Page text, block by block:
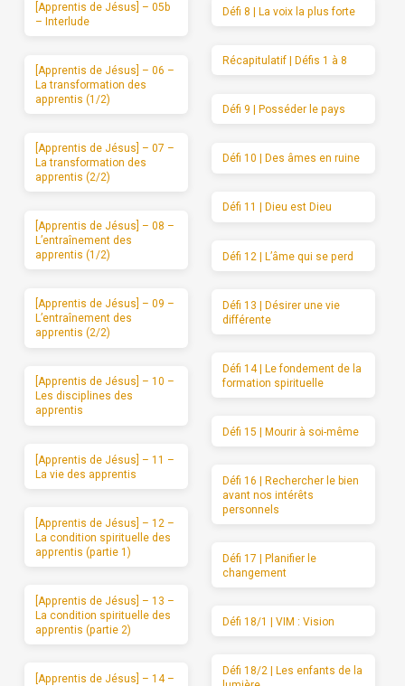
[Apprentis de Jésus] – 05b
– Interlude
[Apprentis de Jésus] – 06 –
La transformation des
apprentis (1/2)
[Apprentis de Jésus] – 07 –
La transformation des
apprentis (2/2)
[Apprentis de Jésus] – 08 –
L’entraînement des
apprentis (1/2)
[Apprentis de Jésus] – 09 –
L’entraînement des
apprentis (2/2)
[Apprentis de Jésus] – 10 –
Les disciplines des
apprentis
[Apprentis de Jésus] – 11 –
La vie des apprentis
[Apprentis de Jésus] – 12 –
La condition spirituelle des
apprentis (partie 1)
[Apprentis de Jésus] – 13 –
La condition spirituelle des
apprentis (partie 2)
[Apprentis de Jésus] – 14 –
Défi 8 | La voix la plus forte
Récapitulatif | Défis 1 à 8
Défi 9 | Posséder le pays
Défi 10 | Des âmes en ruine
Défi 11 | Dieu est Dieu
Défi 12 | L’âme qui se perd
Défi 13 | Désirer une vie
différente
Défi 14 | Le fondement de la
formation spirituelle
Défi 15 | Mourir à soi-même
Défi 16 | Rechercher le bien
avant nos intérêts
personnels
Défi 17 | Planifier le
changement
Défi 18/1 | VIM : Vision
Défi 18/2 | Les enfants de la